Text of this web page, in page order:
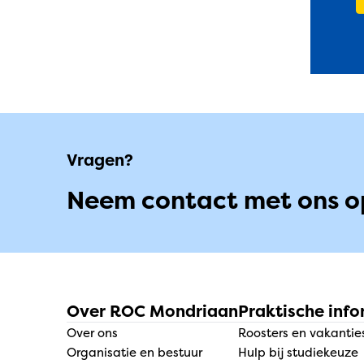
Vragen?
Neem contact met ons
Over ROC Mondriaan
Over ons
Organisatie en bestuur
Praktische
Roosters en
Hulp bij studiekeuze